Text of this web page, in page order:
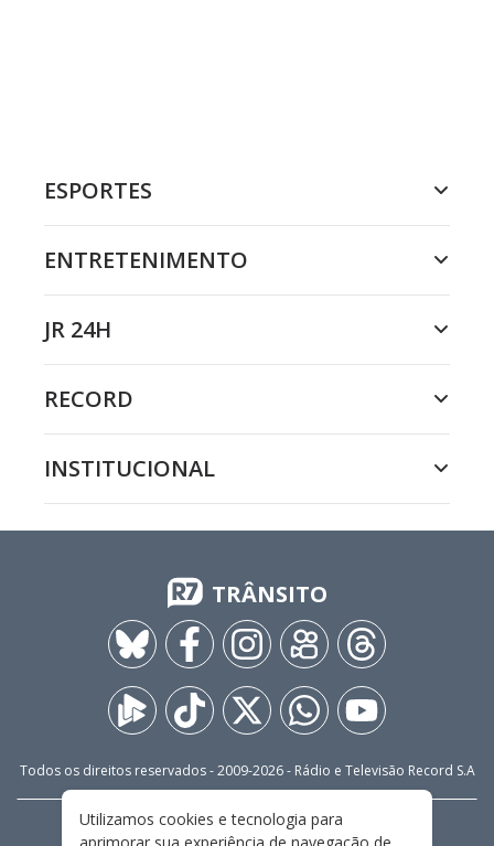
ESPORTES
ENTRETENIMENTO
JR 24H
RECORD
INSTITUCIONAL
TRÂNSITO
Todos os direitos reservados - 2009-2026- Rádio e Televisão Record S.A
FALE CONOSCO PRIVACIDADE
Utilizamos cookies e tecnologia para